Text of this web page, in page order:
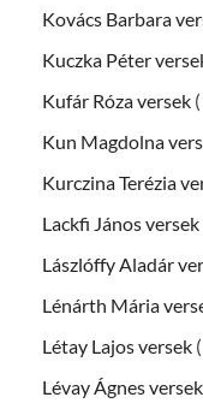
Kovács Barbara
Kuczka Péter
Kufár Róza versek
Kun Magdolna
Kurczina Terézia
Lackfi János versek
Lászlóffy Aladár
Lénárth Mária
Létay Lajos versek
Lévay Ágnes versek